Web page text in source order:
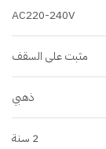
AC220-240V
مثبت على السقف
ذهبي
2 سنة